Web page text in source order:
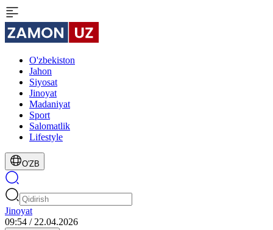
O'zbekiston
Jahon
Siyosat
Jinoyat
Madaniyat
Sport
Salomatlik
Lifestyle
O'ZB
Jinoyat
09:54 / 22.04.2026